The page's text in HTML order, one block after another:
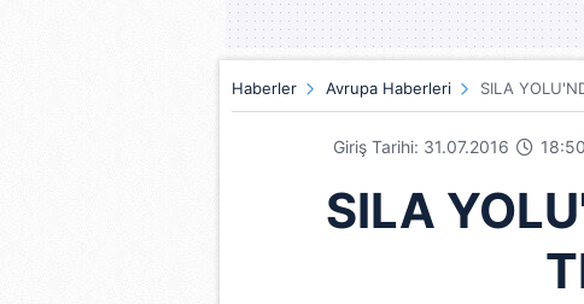
Haberler Avrupa Haberleri SILA
Giriş Tarihi: 31.07.2016 18:50
SILA